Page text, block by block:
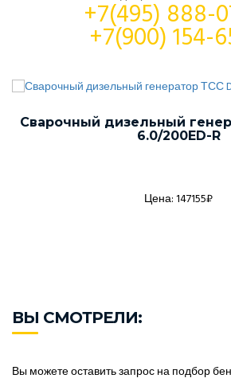
+7(495) 888-
+7(900) 154-
Сварочный дизельный
6.0/200ED-R
Цена: 147155₽
ВЫ СМОТРЕЛИ:
Вы можете оставить запрос на подбор